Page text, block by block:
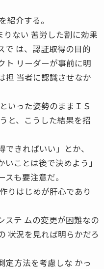
紹介する。
りない 苦労した割に効果
で は、認証取得の目的
ト リーダーが事前に明
担 当者に認識させなか
いった姿勢のままＩＳ
と、こうした結果を招
きればいい」とか、
いことは後で決めよう」
も要注意だ。
りはじめが肝心であり
ステ ムの変更が困難なの
状況を見れば明らかだろ
定方法を考慮しな かっ